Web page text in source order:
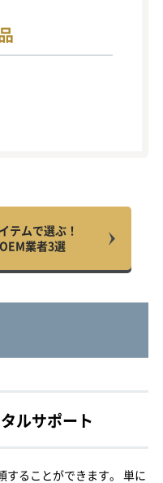
テムで選ぶ！
業者3選
ルサポート
することができます。 単に